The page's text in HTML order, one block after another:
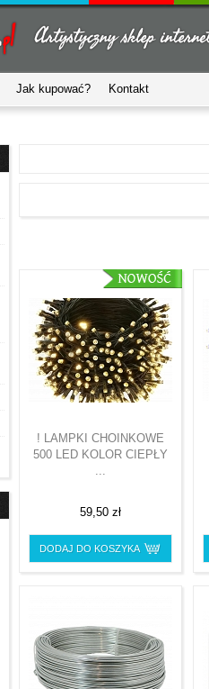
Jak kupować? Kontakt
! LAMPKI CHOINKOWE
500 LED KOLOR CIEPŁY
...
59,50 zł
DODAJ DO KOSZYKA